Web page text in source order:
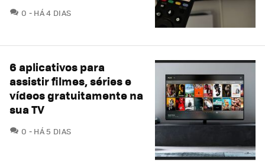
0 COMENTÁRIOS
HÁ 4 DIAS
6 aplicativos para
assistir filmes, séries e
vídeos gratuitamente na
sua TV
0 COMENTÁRIOS
HÁ 5 DIAS